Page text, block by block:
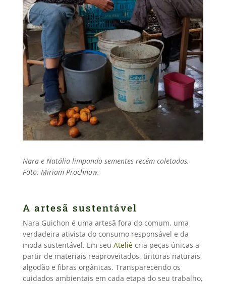
Nara e Natália limpando sementes recém coletadas.
Foto: Miriam Prochnow.
A artesã sustentável
Nara Guichon é uma artesã fora do comum, uma
verdadeira ativista do consumo responsável e da
moda sustentável. Em seu Ateliêcria peças únicas a
partir de materiais reaproveitados, tinturas naturais,
algodão e fibras orgânicas. Transparecendo os
cuidados ambientais em cada etapa do seu trabalho,